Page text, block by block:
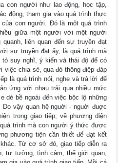
con người như lao động, học tập,
động, tham gia vào quá trình thực
của con người. Đó là một quá trình
giữa một người với một người
liên quan đến sự truyền đạt
sự truyền đạt ấy, là quá trình mà
tỏ suy nghĩ, ý kiến và thái độ để có
chia sẻ, qua đó thông điệp đáp
là quá trình nói, nghe và trả lời để
ứng với nhau trải qua nhiều mức
dè bề ngoài đến việc bộc lộ những
vậy quan hệ nguời - nguời đuợc
trong giao tiếp, về phương diện
trình mà con người ý thức được
phương tiện cần thiết để đạt kết
Từ cơ sở đó, giao tiếp diễn ra
tư tưởng, tình cảm, thế giới quan,